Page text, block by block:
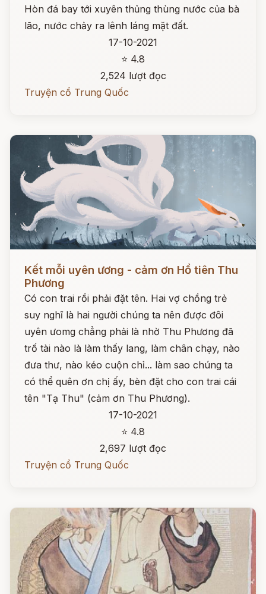
Hòn đá bay tới xuyên thủng thùng nước của bà
lão, nước chảy ra lênh láng mặt đất.
17-10-2021
⭐ 4.8
2,524 lượt đọc
Truyện cổ Trung Quốc
Đọc ngay
Kết mỗi uyên ương - cảm ơn Hồ tiên Thu
Phương
Có con trai rồi phải đặt tên. Hai vợ chồng trẻ
suy nghĩ là hai người chúng ta nên được đôi
uyên ưomg chẳng phải là nhờ Thu Phương đã
trố tài nào là làm thấy lang, làm chân chạy, nào
đưa thư, nào kéo cuộn chỉ... làm sao chúng ta
có thể quên ơn chị ấy, bèn đặt cho con trai cái
tên "Tạ Thu" (cảm ơn Thu Phương).
17-10-2021
⭐ 4.8
2,697 lượt đọc
Truyện cổ Trung Quốc